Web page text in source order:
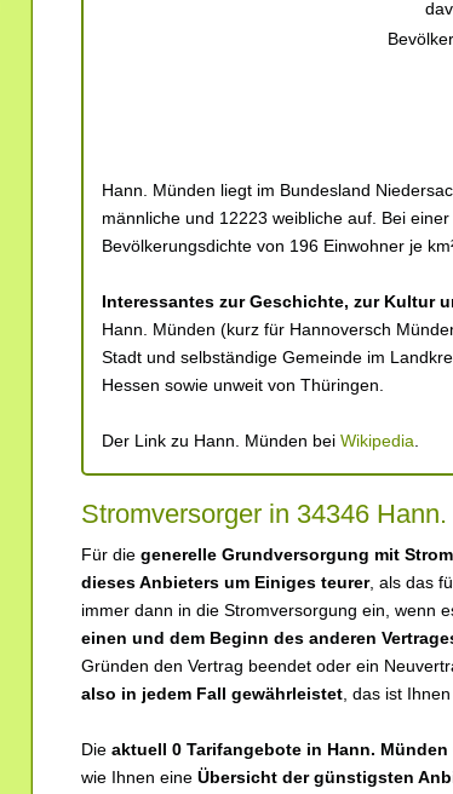
Hann. Münden liegt im Bundesland
männliche und 12223 weibliche auf. Bei
Bevölkerungsdichte von 196 Einwohner je
Interessantes zur Geschichte, zur Kultur
Hann. Münden (kurz für Hannoversch
Stadt und selbständige Gemeinde im
Hessen sowie unweit von Thüringen.
Der Link zu Hann. Münden bei Wikipedia
Stromversorger in 34346
Für die generelle Grundversorgung mit Strom
dieses Anbieters um Einiges teurer, als das
immer dann in die Stromversorgung ein, wenn
einen und dem Beginn des anderen
Gründen den Vertrag beendet oder ein
also in jedem Fall gewährleistet , das ist
Die aktuell 0 Tarifangebote in Hann. Münden
wie Ihnen eine Übersicht der günstigsten